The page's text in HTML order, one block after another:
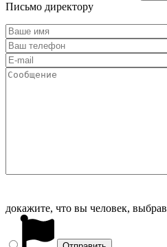
Письмо директору
докажите, что вы человек, выбрав